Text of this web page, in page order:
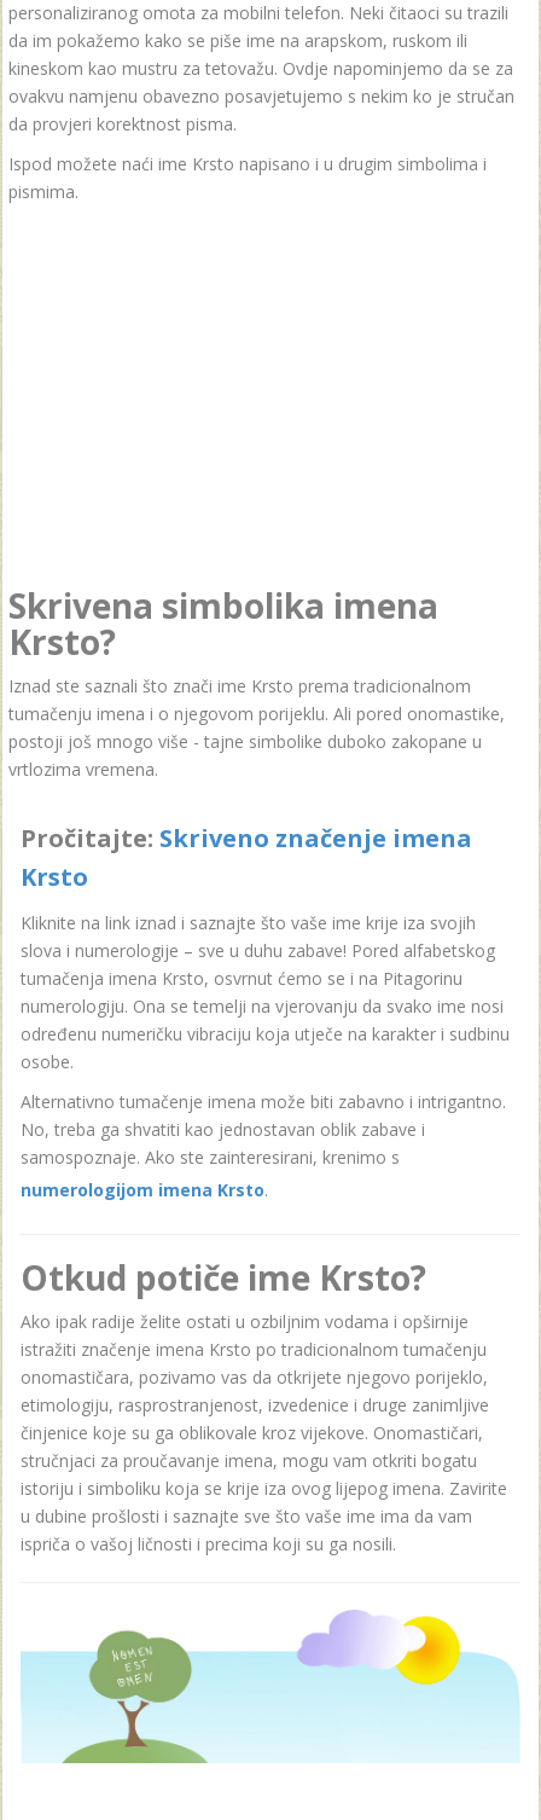
personaliziranog omota za mobilni telefon. Neki čitaoci su trazili
da im pokažemo kako se piše ime na arapskom, ruskom ili
kineskom kao mustru za tetovažu. Ovdje napominjemo da se za
ovakvu namjenu obavezno posavjetujemo s nekim ko je stručan
da provjeri korektnost pisma.
Ispod možete naći ime Krsto napisano i u drugim simbolima i
pismima.
Skrivena simbolika imena
Krsto?
Iznad ste saznali što znači ime Krsto prema tradicionalnom
tumačenju imena i o njegovom porijeklu. Ali pored onomastike,
postoji još mnogo više - tajne simbolike duboko zakopane u
vrtlozima vremena.
Pročitajte: Skriveno značenje imena
Krsto
Kliknite na link iznad i saznajte što vaše ime krije iza svojih
slova i numerologije – sve u duhu zabave! Pored alfabetskog
tumačenja imena Krsto, osvrnut ćemo se i na Pitagorinu
numerologiju. Ona se temelji na vjerovanju da svako ime nosi
određenu numeričku vibraciju koja utječe na karakter i sudbinu
osobe.
Alternativno tumačenje imena može biti zabavno i intrigantno.
No, treba ga shvatiti kao jednostavan oblik zabave i
samospoznaje. Ako ste zainteresirani, krenimo s
numerologijom imena Krsto.
Otkud potiče ime Krsto?
Ako ipak radije želite ostati u ozbiljnim vodama i opširnije
istražiti značenje imena Krsto po tradicionalnom tumačenju
onomastičara, pozivamo vas da otkrijete njegovo porijeklo,
etimologiju, rasprostranjenost, izvedenice i druge zanimljive
činjenice koje su ga oblikovale kroz vijekove. Onomastičari,
stručnjaci za proučavanje imena, mogu vam otkriti bogatu
istoriju i simboliku koja se krije iza ovog lijepog imena. Zavirite
u dubine prošlosti i saznajte sve što vaše ime ima da vam
ispriča o vašoj ličnosti i precima koji su ga nosili.